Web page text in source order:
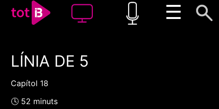
☰
00:00 00:00
LÍNIA DE 5
Capítol 18
🕓 52 minuts